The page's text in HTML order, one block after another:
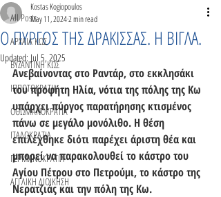
All Posts
ΑΡΧΑΙΑ ΚΩΣ
ΒΥΖΑΝΤΙΝΗ ΚΩΣ
ΙΠΠΟΤΟΚΡΑΤΙΑ
ΟΘΩΜΑΝΟΚΡΑΤΙΑ
ΙΤΑΛΟΚΡΑΤΙΑ
ΓΕΡΜΑΝΟΚΡΑΤΙΑ
ΑΓΓΛΙΚΗ ΔΙΟΙΚΗΣΗ
Ο ΠΥΡΓΟΣ ΤΗΣ ΔΡΑΚΙΣΣΑΣ. Η ΒΙΓΛΑ.
Kostas Kogiopoulos
May 11, 20242 min read
Updated: Jul 5, 2025
Ανεβαίνοντας στο Ραντάρ, στο εκκλησάκι
του προφήτη Ηλία, νότια της πόλης της Κω
υπάρχει πύργος παρατήρησης κτισμένος
πάνω σε μεγάλο μονόλιθο. Η θέση
επιλέχθηκε διότι παρέχει άριστη θέα και
μπορεί να παρακολουθεί το κάστρο του
Αγίου Πέτρου στο Πετρούμι, το κάστρο της
Νερατζιάς και την πόλη της Κω.